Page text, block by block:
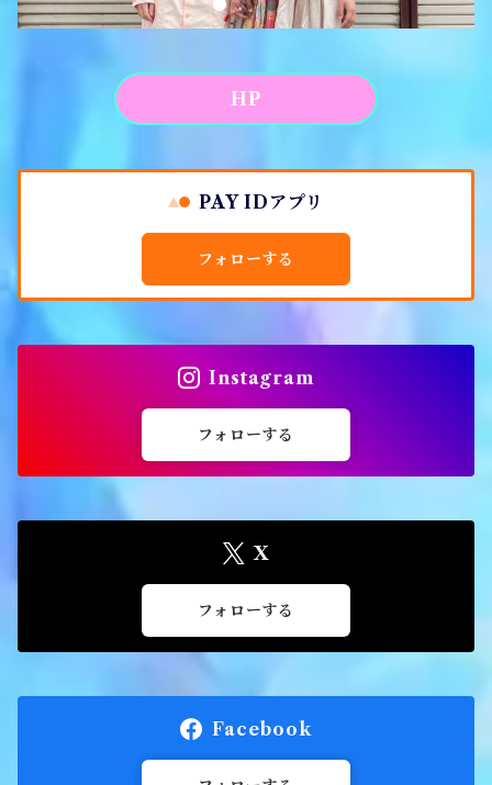
アパレル
HP
PAY IDアプリ
フォローする
Instagram
フォローする
X
フォローする
Facebook